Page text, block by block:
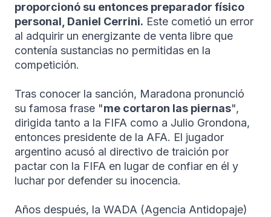
proporcionó su entonces preparador físico
personal, Daniel Cerrini. Este cometió un error
al adquirir un energizante de venta libre que
contenía sustancias no permitidas en la
competición.
Tras conocer la sanción, Maradona pronunció
su famosa frase "me cortaron las piernas",
dirigida tanto a la FIFA como a Julio Grondona,
entonces presidente de la AFA. El jugador
argentino acusó al directivo de traición por
pactar con la FIFA en lugar de confiar en él y
luchar por defender su inocencia.
Años después, la WADA (Agencia Antidopaje)